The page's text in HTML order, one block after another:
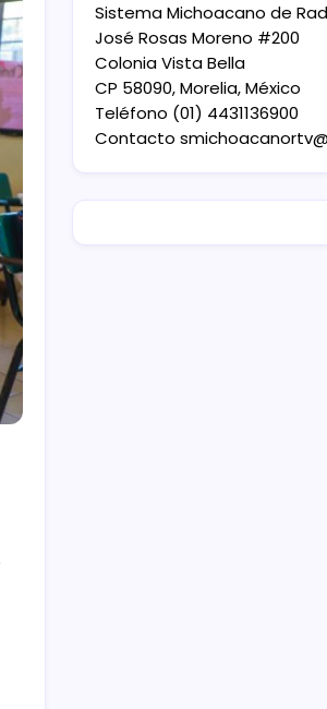
Sistema Michoacano de
José Rosas Moreno #200
Colonia Vista Bella
CP 58090, Morelia, México
Teléfono (01) 4431136900
Contacto